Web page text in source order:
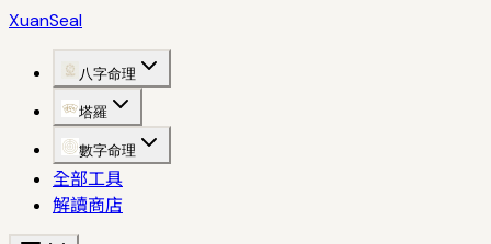
XuanSeal
八字命理
塔羅
數字命理
全部工具
解讀商店